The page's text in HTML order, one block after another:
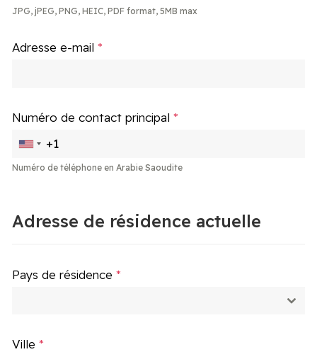
JPG, jPEG, PNG, HEIC, PDF format, 5MB max
Adresse e-mail*
Numéro de contact principal*
Numéro de téléphone en Arabie Saoudite
Adresse de résidence actuelle
Pays de résidence*
Ville*